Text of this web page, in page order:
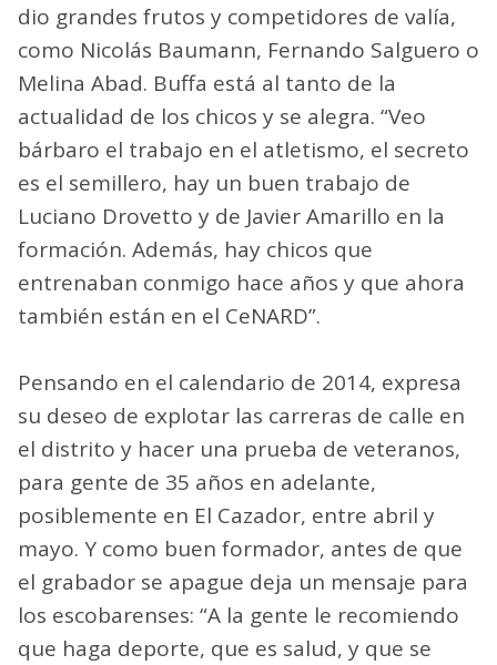
dio grandes frutos y competidores de valía,
como Nicolás Baumann, Fernando Salguero o
Melina Abad. Buffa está al tanto de la
actualidad de los chicos y se alegra. “Veo
bárbaro el trabajo en el atletismo, el secreto
es el semillero, hay un buen trabajo de
Luciano Drovetto y de Javier Amarillo en la
formación. Además, hay chicos que
entrenaban conmigo hace años y que ahora
también están en el CeNARD”.
Pensando en el calendario de 2014, expresa
su deseo de explotar las carreras de calle en
el distrito y hacer una prueba de veteranos,
para gente de 35 años en adelante,
posiblemente en El Cazador, entre abril y
mayo. Y como buen formador, antes de que
el grabador se apague deja un mensaje para
los escobarenses: “A la gente le recomiendo
que haga deporte, que es salud, y que se